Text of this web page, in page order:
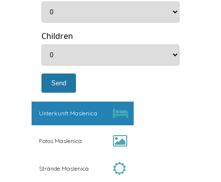
Children
Unterkunft Maslenica
Fotos Maslenica
Strände Maslenica